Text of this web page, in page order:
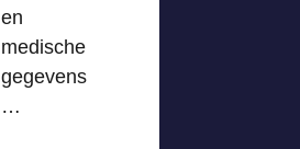
en
medische
gegevens
…